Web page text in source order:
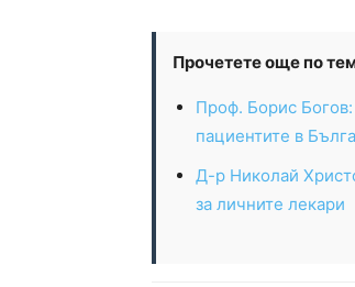
Прочетете още по
Проф. Борис
пациентите в
Д-р Николай
за личните лекари